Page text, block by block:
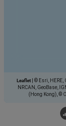
Leaflet
© Esri, HERE,
NRCAN, GeoBase,
(Hong Kong), ©